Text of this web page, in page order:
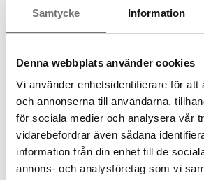
Samtycke Information
Denna webbplats använder cookies
Vi använder enhetsidentifierare för att
och annonserna till användarna,
för sociala medier och analysera vår
vidarebefordrar även sådana
information från din enhet till de
annons- och analysföretag som vi